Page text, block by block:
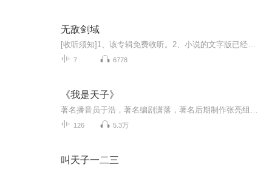
无敌剑域
7 6778
《我是天子》
126 5.3万
叫天子一二三